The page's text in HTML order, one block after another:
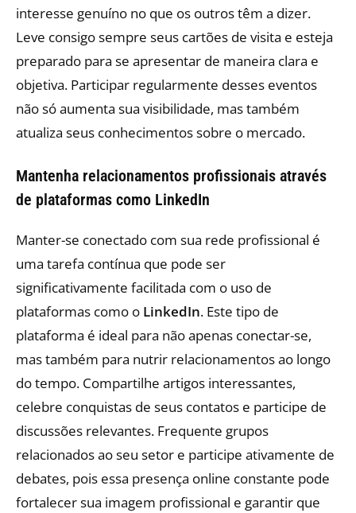
interesse genuíno no que os outros têm a dizer.
Leve consigo sempre seus cartões de visita e esteja
preparado para se apresentar de maneira clara e
objetiva. Participar regularmente desses eventos
não só aumenta sua visibilidade, mas também
atualiza seus conhecimentos sobre o mercado.
Mantenha relacionamentos profissionais através
de plataformas como LinkedIn
Manter-se conectado com sua rede profissional é
uma tarefa contínua que pode ser
significativamente facilitada com o uso de
plataformas como o LinkedIn. Este tipo de
plataforma é ideal para não apenas conectar-se,
mas também para nutrir relacionamentos ao longo
do tempo. Compartilhe artigos interessantes,
celebre conquistas de seus contatos e participe de
discussões relevantes. Frequente grupos
relacionados ao seu setor e participe ativamente de
debates, pois essa presença online constante pode
fortalecer sua imagem profissional e garantir que